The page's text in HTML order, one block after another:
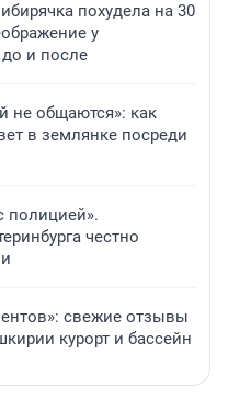
похудела на 30
у
до и после
не общаются»: как
в землянке посреди
полицией».
честно
свежие отзывы
курорт и бассейн